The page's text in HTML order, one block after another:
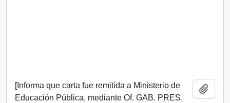
[Informa que carta fue remitida a Ministerio de
Educación Pública, mediante Of. GAB. PRES.